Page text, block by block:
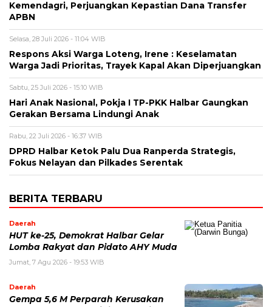
Kemendagri, Perjuangkan Kepastian Dana Transfer
APBN
Selasa, 28 Juli 2026 - 11:04 WIB
Respons Aksi Warga Loteng, Irene : Keselamatan
Warga Jadi Prioritas, Trayek Kapal Akan Diperjuangkan
Sabtu, 25 Juli 2026 - 15:10 WIB
Hari Anak Nasional, Pokja I TP-PKK Halbar Gaungkan
Gerakan Bersama Lindungi Anak
Rabu, 22 Juli 2026 - 16:37 WIB
DPRD Halbar Ketok Palu Dua Ranperda Strategis,
Fokus Nelayan dan Pilkades Serentak
BERITA TERBARU
Daerah
HUT ke-25, Demokrat Halbar Gelar
Lomba Rakyat dan Pidato AHY Muda
Jumat, 7 Agu 2026 - 19:53 WIB
Daerah
Gempa 5,6 M Perparah Kerusakan